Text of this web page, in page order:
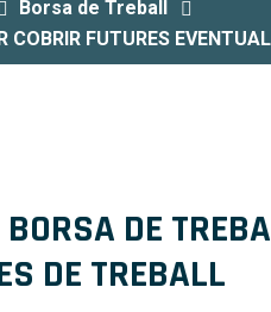
Borsa de Treball
FUTURES
DE
DE TREBALL